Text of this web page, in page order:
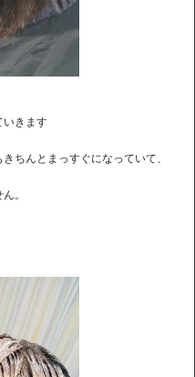
いきます
ちんとまっすぐになっていて、
。